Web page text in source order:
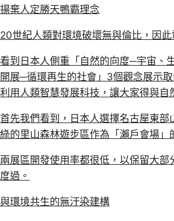
揚棄人定勝天鴨霸理念
20世紀人類對環境破壞無與倫比，因
看到日本人側重「自然的向度─宇宙、
開展─循環再生的社會」3個觀念展示
利用人類智慧發展科技，讓大家得與自
首先我們看到，日本人選擇名古屋東
綠的里山森林遊步區作為「瀨戶會場」
兩展區開發使用率都很低，以保留大
度過。
與環境共生的無汙染建構